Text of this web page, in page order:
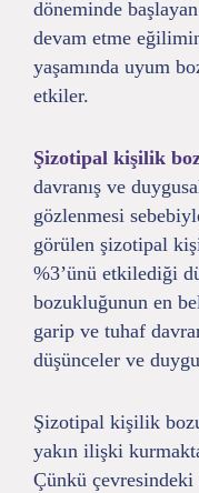
döneminde
devam etme
yaşamında uyum
etkiler.
Şizotipal kişilik
davranış ve
gözlenmesi
görülen şizotipal
%3’ünü etkilediği
bozukluğunun en
garip ve tuhaf
düşünceler ve
Şizotipal kişilik
yakın ilişki
Çünkü